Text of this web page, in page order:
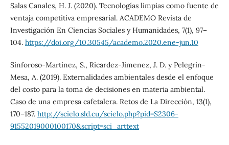
Salas Canales, H. J. (2020). Tecnologías limpias como fuente de
ventaja competitiva empresarial. ACADEMO Revista de
Investigación En Ciencias Sociales y Humanidades, 7(1), 97–
104. https://doi.org/10.30545/academo.2020.ene-jun.10
Sinforoso-Martínez, S., Ricardez-Jimenez, J. D. y Pelegrín-
Mesa, A. (2019). Externalidades ambientales desde el enfoque
del costo para la toma de decisiones en materia ambiental.
Caso de una empresa cafetalera. Retos de La Dirección, 13(1),
170–187. http://scielo.sld.cu/scielo.php?pid=S2306-
91552019000100170&script=sci_arttext